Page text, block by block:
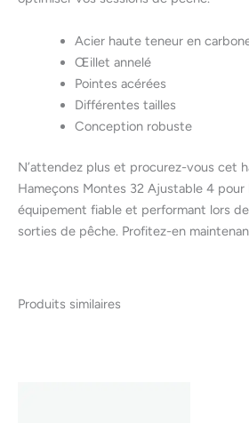
Acier haute teneur en
Œillet annelé
Pointes acérées
Différentes tailles
Conception robuste
N’attendez plus et procurez-vous cet
Hameçons Montes 32 Ajustable 4 pour
équipement fiable et performant lors
sorties de pêche. Profitez-en
Produits similaires